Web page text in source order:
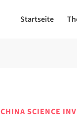
Startseite
CHINA SCIENCE